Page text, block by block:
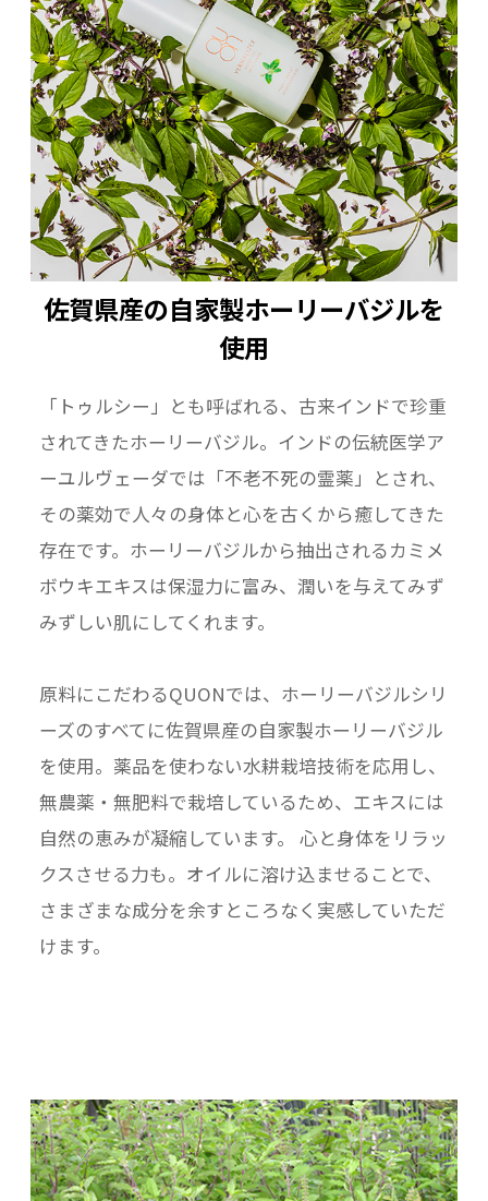
佐賀県産の自家製ホーリーバジルを
使用
「トゥルシー」とも呼ばれる、古来インドで珍重
されてきたホーリーバジル。インドの伝統医学ア
ーユルヴェーダでは「不老不死の霊薬」とされ、
その薬効で人々の身体と心を古くから癒してきた
存在です。ホーリーバジルから抽出されるカミメ
ボウキエキスは保湿力に富み、潤いを与えてみず
みずしい肌にしてくれます。
原料にこだわるQUONでは、ホーリーバジルシリ
ーズのすべてに佐賀県産の自家製ホーリーバジル
を使用。薬品を使わない水耕栽培技術を応用し、
無農薬・無肥料で栽培しているため、エキスには
自然の恵みが凝縮しています。 心と身体をリラッ
クスさせる力も。オイルに溶け込ませることで、
さまざまな成分を余すところなく実感していただ
けます。